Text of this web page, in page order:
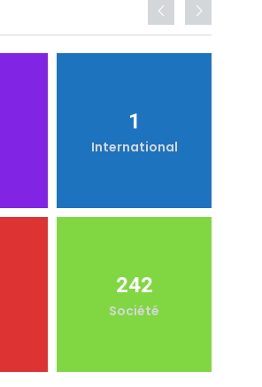
1
International
242
Société